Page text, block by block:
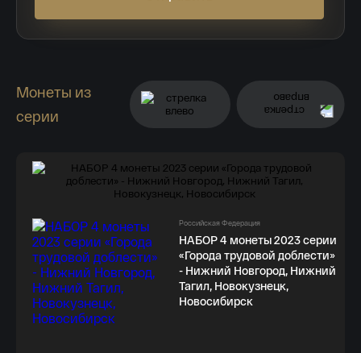
Монеты из
серии
Российская Федерация
НАБОР 4 монеты 2023 серии
«Города трудовой доблести»
- Нижний Новгород, Нижний
Тагил, Новокузнецк,
Новосибирск